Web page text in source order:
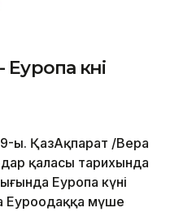
күні
ы. ҚазАқпарат /Вера
қаласы тарихында
Еуропа күні
Еуроодаққа мүше